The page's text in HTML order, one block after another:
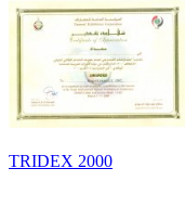
TRIDEX 2000